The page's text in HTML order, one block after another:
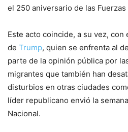
el 250 aniversario de las
Este acto coincide, a su vez,
de Trump, quien se enfrenta al
parte de la opinión pública por
migrantes que también han
disturbios en otras ciudades
líder republicano envió la
Nacional.